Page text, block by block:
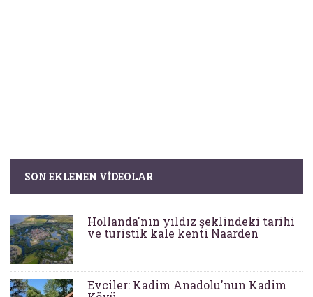
SON EKLENEN VIDEOLAR
Hollanda'nın yıldız şeklindeki tarihi
ve turistik kale kenti Naarden
Evciler: Kadim Anadolu'nun Kadim